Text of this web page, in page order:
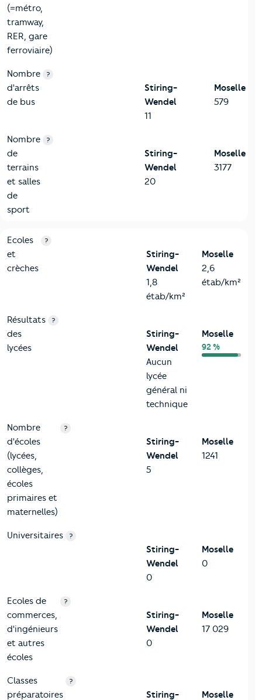
(=métro,
tramway,
RER, gare
ferroviaire)
Nombre
d'arrêts
de bus
?
Stiring-
Wendel
11
Moselle
579
Nombre
de
terrains
et salles
de
sport
?
Stiring-
Wendel
20
Moselle
3177
4-Education
Critères
Ecoles
et
crèches
?
Stiring-
Wendel
1,8
étab/km²
Moselle
2,6
étab/km²
Résultats
des
lycées
?
Stiring-
Wendel
Aucun
lycée
général ni
technique
Moselle
92 %
Nombre
d'écoles
(lycées,
collèges,
écoles
primaires et
maternelles)
?
Stiring-
Wendel
5
Moselle
1241
Universitaires ?
Stiring-
Wendel
0
Moselle
0
Ecoles de
commerces,
d'ingénieurs
et autres
écoles
?
Stiring-
Wendel
0
Moselle
17 029
Classes
préparatoires
?
Stiring- Moselle